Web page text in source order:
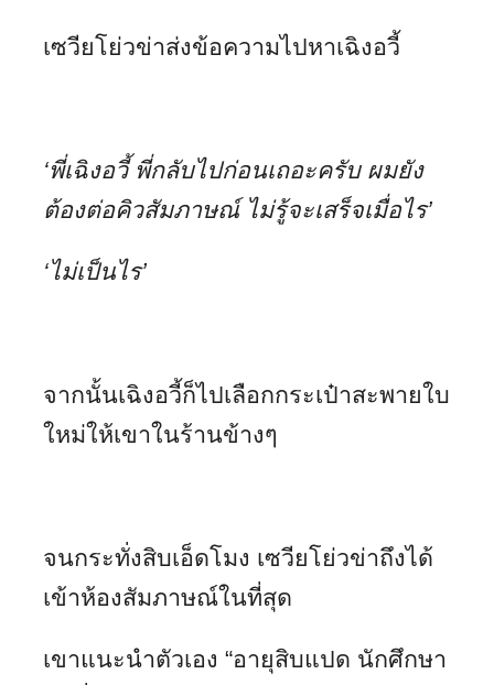
เซวียโย่วข่าส่งข้อความไปหาเฉิงอวี้
‘พี่เฉิงอวี้ พี่กลับไปก่อนเถอะครับ ผมยัง
ต้องต่อคิวสัมภาษณ์ ไม่รู้จะเสร็จเมื่อไร’
‘ไม่เป็นไร’
จากนั้นเฉิงอวี้ก็ไปเลือกกระเป๋าสะพายใบ
ใหม่ให้เขาในร้านข้างๆ
จนกระทั่งสิบเอ็ดโมง เซวียโย่วข่าถึงได้
เข้าห้องสัมภาษณ์ในที่สุด
เขาแนะนำตัวเอง “อายุสิบแปด นักศึกษา